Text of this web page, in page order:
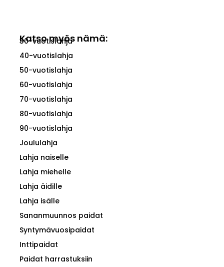
Katso myös nämä:
30-vuotislahja
40-vuotislahja
50-vuotislahja
60-vuotislahja
70-vuotislahja
80-vuotislahja
90-vuotislahja
Joululahja
Lahja naiselle
Lahja miehelle
Lahja äidille
Lahja isälle
Sananmuunnos paidat
Syntymävuosipaidat
Inttipaidat
Paidat harrastuksiin